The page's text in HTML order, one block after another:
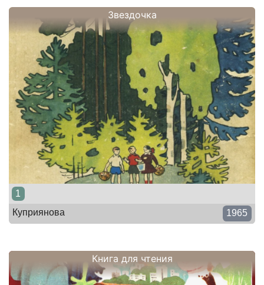
Звездочка
1
Куприянова
1965
Книга для чтения